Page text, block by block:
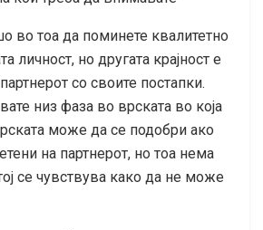
во тоа да поминете квалитетно
личност, но другата крајност е
со своите постапки.
низ фаза во врската во која
може да се подобри ако
на партнерот, но тоа нема
се чувствува како да не може